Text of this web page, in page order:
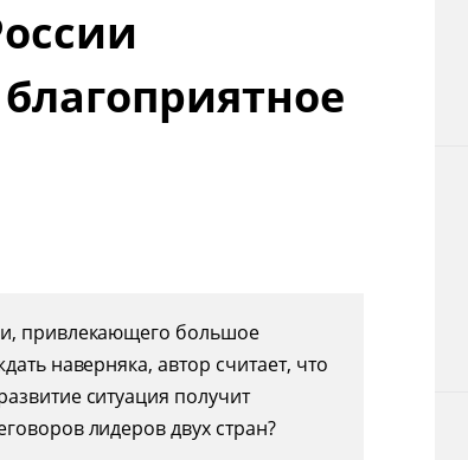
привлекающего большое
наверняка, автор считает, что
ситуация получит
лидеров двух стран?